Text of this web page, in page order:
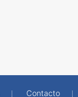
Contacto